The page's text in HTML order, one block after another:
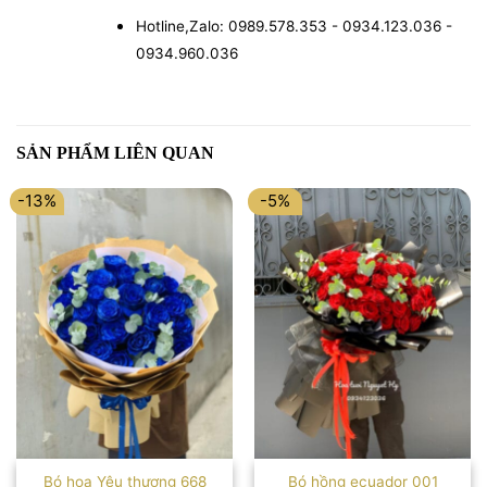
Hotline,Zalo: 0989.578.353 - 0934.123.036 -
0934.960.036
SẢN PHẨM LIÊN QUAN
-13%
Bó hoa Yêu thương 668
-5%
Bó hồng ecuador 001